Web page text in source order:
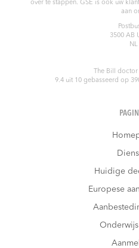
over te stappen. GSE is ook uw
aan
3500 AB
NL
The Bill doctor
9.4uit 10gebasseerd op
Huidige
Europese